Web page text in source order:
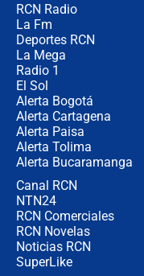
RCN Radio
La Fm
Deportes RCN
La Mega
Radio 1
El Sol
Alerta Bogotá
Alerta Cartagena
Alerta Paisa
Alerta Tolima
Alerta Bucaramanga
Canal RCN
NTN24
RCN Comerciales
RCN Novelas
Noticias RCN
SuperLike